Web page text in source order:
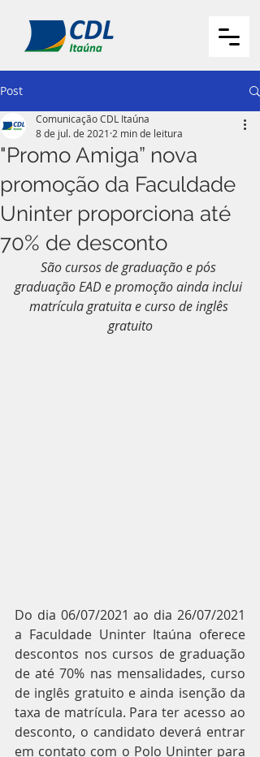
Post
"Promo Amiga” nova
promoção da Faculdade
Uninter proporciona até
70% de desconto
Comunicação CDL Itaúna
8 de jul. de 2021 2 min de leitura
São cursos de graduação e pós
graduação EAD e promoção ainda inclui
matrícula gratuita e curso de inglês
gratuito
Do dia 06/07/2021 ao dia 26/07/2021
a Faculdade Uninter Itaúna oferece
descontos nos cursos de graduação
de até 70% nas mensalidades, curso
de inglês gratuito e ainda isenção da
taxa de matrícula. Para ter acesso ao
desconto, o candidato deverá entrar
em contato com o Polo Uninter para